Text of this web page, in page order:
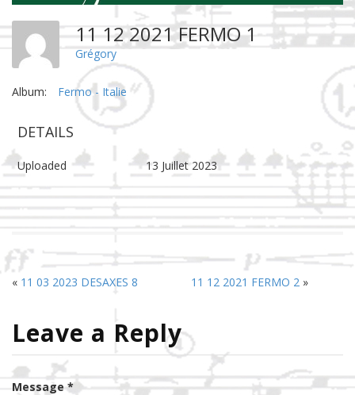
11 12 2021 FERMO 1
Grégory
Album: Fermo - Italie
DETAILS
Uploaded 13 Juillet 2023
« 11 03 2023 DESAXES 8 11 12 2021 FERMO 2»
Leave a Reply
Message *